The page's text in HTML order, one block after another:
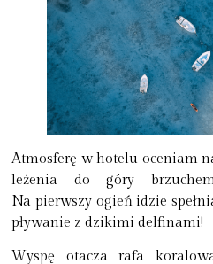
Atmosferę w hotelu oceniam
leżenia do góry
Na pierwszy ogień idzie
pływanie z dzikimi delfinami!
Wyspę otacza rafa